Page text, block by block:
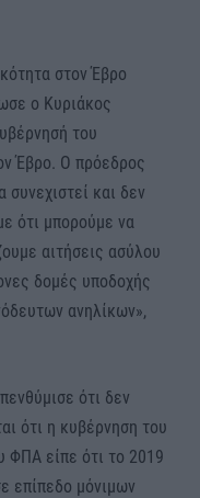
στον Έβρο
ο Κυριάκος
του
Έβρο. Ο πρόεδρος
και δεν
ότι μπορούμε να
αιτήσεις ασύλου
δομές υποδοχής
ανηλίκων»,
ότι δεν
ότι η κυβέρνηση του
ΦΠΑ είπε ότι το 2019
επίπεδο μόνιμων